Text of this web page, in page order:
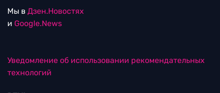
Мы в Дзен.Новостях
и Google.News
Уведомление об использовании рекомендательных
технологий